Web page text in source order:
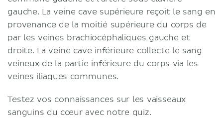
gauche. La veine cave supérieure reçoit le sang en
provenance de la moitié supérieure du corps de
par les veines brachiocéphaliques gauche et
droite. La veine cave inférieure collecte le sang
veineux de la partie inférieure du corps via les
veines iliaques communes.
Testez vos connaissances sur les vaisseaux
sanguins du cœur avec notre quiz.